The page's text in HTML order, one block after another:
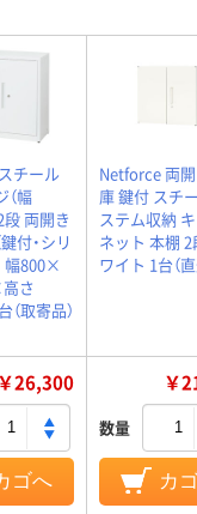
チール
（幅
段 両開き
付・シリ
幅800×
さ
取寄品）
Netforce 両
庫 鍵付 スチ
ステム収納
ネット 本棚 2
ワイト 1台（
￥26,300
ゴへ
￥
数量
カ